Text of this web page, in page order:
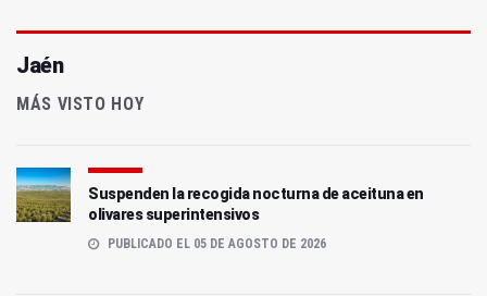
Jaén
MÁS VISTO HOY
Suspenden la recogida nocturna de aceituna en
olivares superintensivos
PUBLICADO EL 05 DE AGOSTO DE 2026